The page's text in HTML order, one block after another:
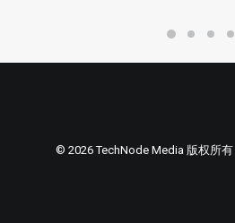
© 2026 TechNode Media 版权所有